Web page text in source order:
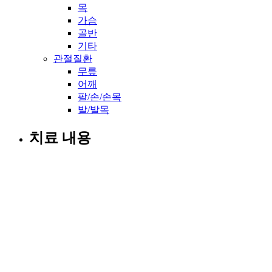
목
가슴
골반
기타
관절질환
무릎
어깨
팔/손/손목
발/발목
치료 내용